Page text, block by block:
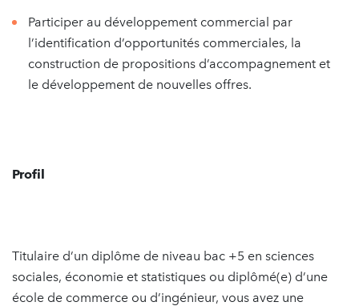
Participer au développement commercial par
l’identification d’opportunités commerciales, la
construction de propositions d’accompagnement et
le développement de nouvelles offres.
Profil
Titulaire d’un diplôme de niveau bac +5 en sciences
sociales, économie et statistiques ou diplômé(e) d’une
école de commerce ou d’ingénieur, vous avez une